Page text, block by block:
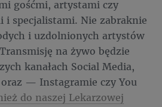
gośćmi, artystami czy
i specjalistami. Nie zabraknie
i uzdolnionych artystów
na żywo będzie
kanałach Social Media,
— Instagramie czy You
do naszej Lekarzowej